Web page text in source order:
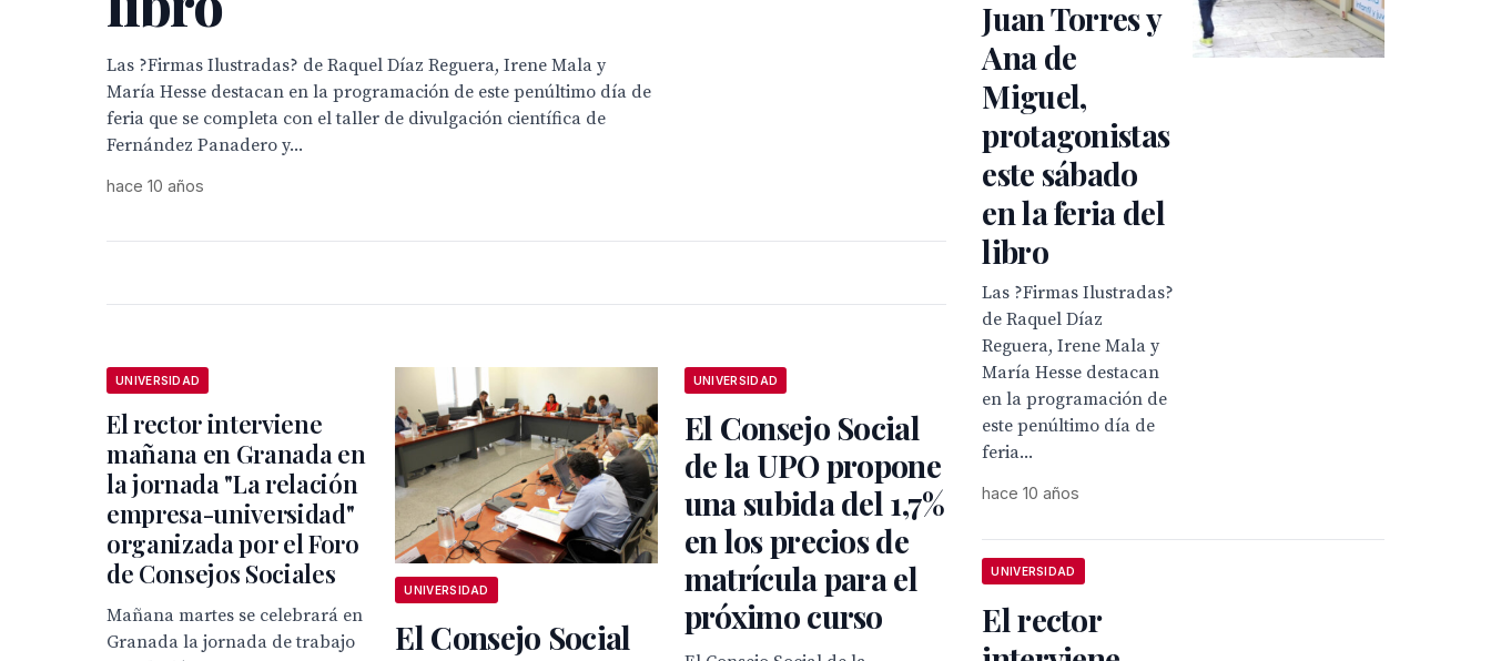
Las ?Firmas Ilustradas? de Raquel Díaz Reguera, Irene Mala y
María Hesse destacan en la programación de este penúltimo día de
feria que se completa con el taller de divulgación científica de
Fernández Panadero y...
hace 10 años
UNIVERSIDAD
El rector interviene
mañana en Granada en
la jornada "La relación
empresa-universidad"
organizada por el Foro
de Consejos Sociales
Mañana martes se celebrará en
Granada la jornada de trabajo
UNIVERSIDAD
El Consejo Social
UNIVERSIDAD
El Consejo Social
de la UPO propone
una subida del 1,7%
en los precios de
matrícula para el
próximo curso
Juan Torres y
Ana de
Miguel,
protagonistas
este sábado
en la feria del
libro
Las ?Firmas Ilustradas?
de Raquel Díaz
Reguera, Irene Mala y
María Hesse destacan
en la programación de
este penúltimo día de
feria...
hace 10 años
UNIVERSIDAD
El rector